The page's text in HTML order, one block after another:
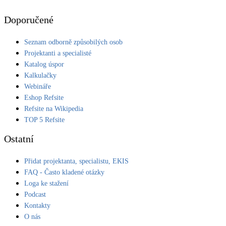
Bateriové úložiště
Pouze velké BESS
Rekuperace tepla odpadní vody
Šedá i černá odpadní voda
Doporučené
Seznam odborně způsobilých osob
Projektanti a specialisté
Katalog úspor
Kalkulačky
Webináře
Eshop Refsite
Refsite na Wikipedia
TOP 5 Refsite
Ostatní
Přidat projektanta, specialistu, EKIS
FAQ - Často kladené otázky
Loga ke stažení
Podcast
Kontakty
O nás